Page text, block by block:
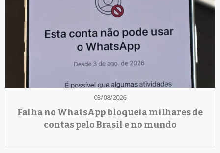
03/08/2026
Falha no WhatsApp bloqueia milhares de
contas pelo Brasil e no mundo